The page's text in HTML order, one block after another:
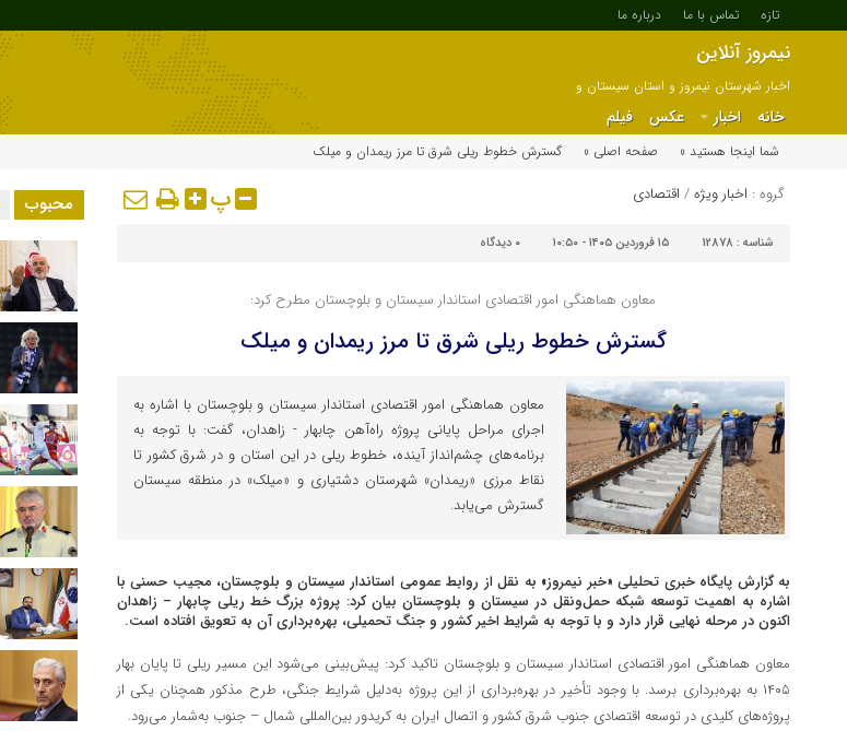
تازه تماس با ما درباره ما
نیمروز آنلاین
اخبار شهرستان نیمروز و استان سیستان و
بلوچستان
خانه اخبار عکس فیلم
شما اینجا هستید »
صفحه اصلی » گسترش خطوط ریلی شرق تا مرز ریمدان و میلک
گروه : اخبار ویژه/ اقتصادی پ
شناسه : 12878 ۱۵ فروردین ۱۴۰۵ - ۱۰:۵۰ ۰ دیدگاه
معاون هماهنگی امور اقتصادی استاندار سیستان و بلوچستان مطرح کرد:
گسترش خطوط ریلی شرق تا مرز ریمدان و میلک
معاون هماهنگی امور اقتصادی استاندار سیستان و بلوچستان با اشاره به
اجرای مراحل پایانی پروژه‌ راه‌آهن چابهار - زاهدان، گفت: با توجه به
برنامه‌های چشم‌انداز آینده، خطوط ریلی در این استان و در شرق کشور تا
نقاط مرزی «ریمدان» شهرستان دشتیاری و «میلک» در منطقه سیستان
گسترش می‌یابد.
به گزارش پایگاه خبری تحلیلی «خبر نیمروز» به نقل از روابط عمومی استاندار سیستان و بلوچستان، مجیب حسنی با
اشاره به اهمیت توسعه شبکه حمل‌ونقل در سیستان و بلوچستان بیان کرد: پروژه بزرگ خط ریلی چابهار – زاهدان
اکنون در مرحله نهایی قرار دارد و با توجه به شرایط اخیر کشور و جنگ تحمیلی، بهره‌برداری آن به تعویق افتاده است.
معاون هماهنگی امور اقتصادی استاندار سیستان و بلوچستان تاکید کرد: پیش‌بینی می‌شود این مسیر ریلی تا پایان بهار
۱۴۰۵ به بهره‌برداری برسد. با وجود تأخیر در بهره‌برداری از این پروژه به‌دلیل شرایط جنگی، طرح مذکور همچنان یکی از
پروژه‌های کلیدی در توسعه اقتصادی جنوب شرق کشور و اتصال ایران به کریدور بین‌المللی شمال – جنوب به‌شمار می‌رود.
محبوب